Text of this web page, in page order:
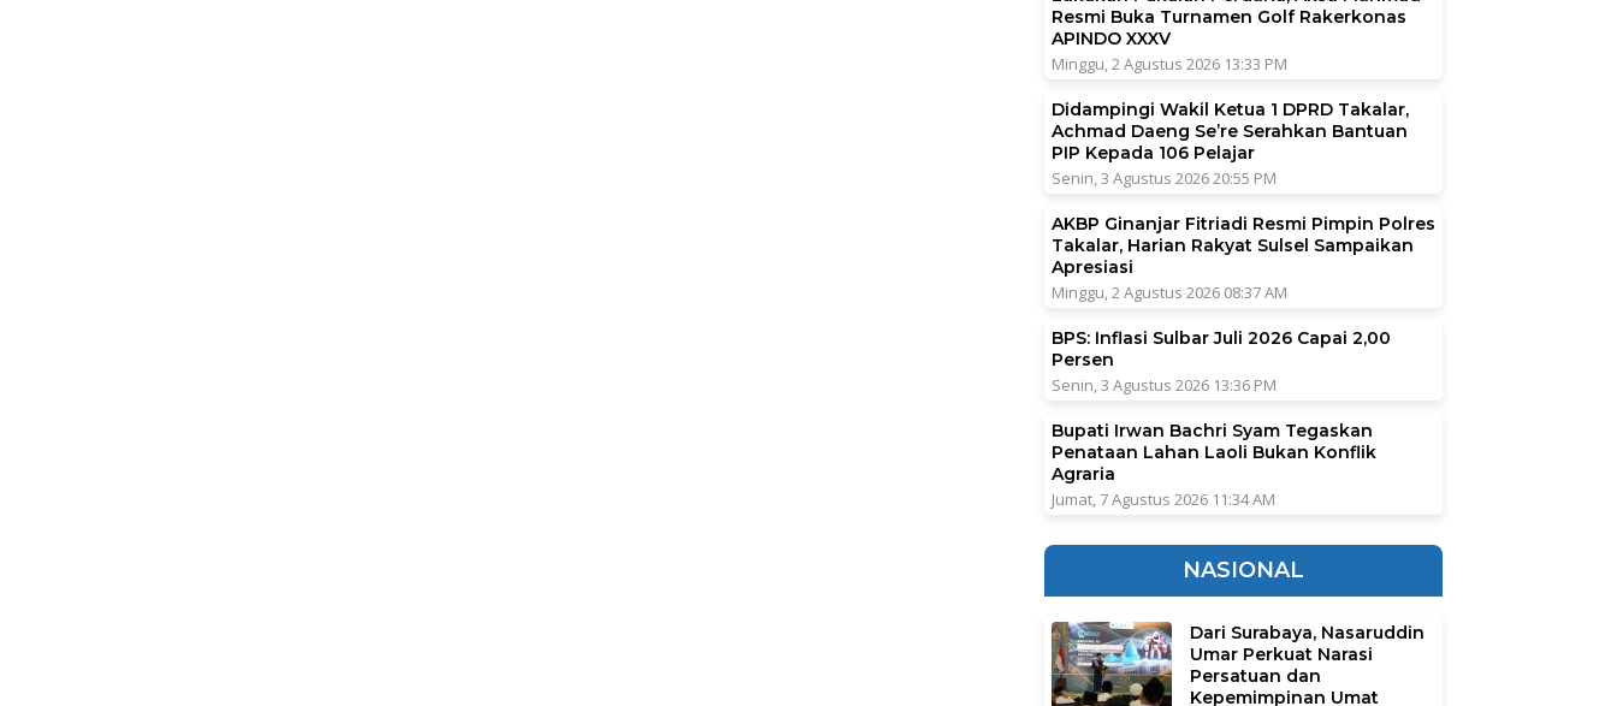
Resmi Buka Turnamen Golf Rakerkonas
APINDO XXXV
Minggu, 2 Agustus 2026 13:33 PM
Didampingi Wakil Ketua 1 DPRD Takalar,
Achmad Daeng Se’re Serahkan Bantuan
PIP Kepada 106 Pelajar
Senin, 3 Agustus 2026 20:55 PM
AKBP Ginanjar Fitriadi Resmi Pimpin Polres
Takalar, Harian Rakyat Sulsel Sampaikan
Apresiasi
Minggu, 2 Agustus 2026 08:37 AM
BPS: Inflasi Sulbar Juli 2026 Capai 2,00
Persen
Senin, 3 Agustus 2026 13:36 PM
Bupati Irwan Bachri Syam Tegaskan
Penataan Lahan Laoli Bukan Konflik
Agraria
Jumat, 7 Agustus 2026 11:34 AM
NASIONAL
Dari Surabaya, Nasaruddin
Umar Perkuat Narasi
Persatuan dan
Kepemimpinan Umat